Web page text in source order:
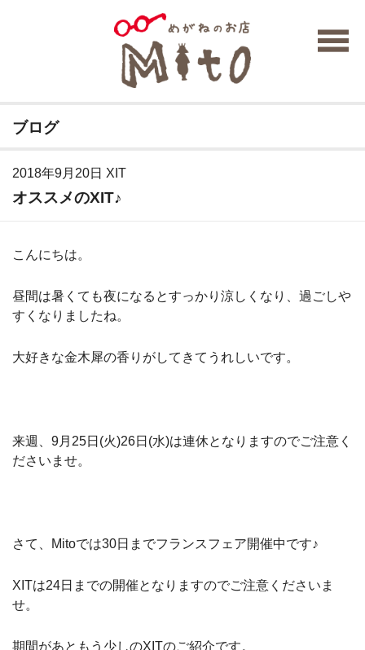
ブログ
2018年9月20日 XIT
オススメのXIT♪
こんにちは。
昼間は暑くても夜になるとすっかり涼しくなり、過ごしや
すくなりましたね。
大好きな金木犀の香りがしてきてうれしいです。
来週、9月25日(火)26日(水)は連休となりますのでご注意く
ださいませ。
さて、Mitoでは30日までフランスフェア開催中です♪
XITは24日までの開催となりますのでご注意くださいま
せ。
期間があともう少しのXITのご紹介です。